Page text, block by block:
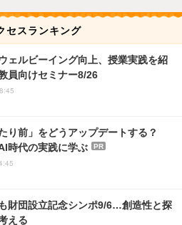
セスランキング
ェルビーイング向上、授業実践を紹
員向けセミナー8/26
り前」をどうアップデートする？
時代の実践に学ぶ
PR
財団設立記念シンポ9/6…創造性と探
える